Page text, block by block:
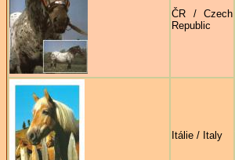
ČR / Czech
Republic
Itálie / Italy